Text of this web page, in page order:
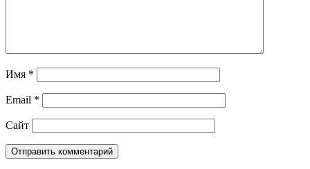
Имя *
Email *
Сайт